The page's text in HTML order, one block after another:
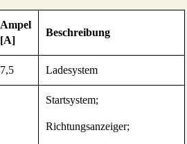
Ampel
[A]
Beschreibung
7,5 Ladesystem
Startsystem;
Richtungsanzeiger;